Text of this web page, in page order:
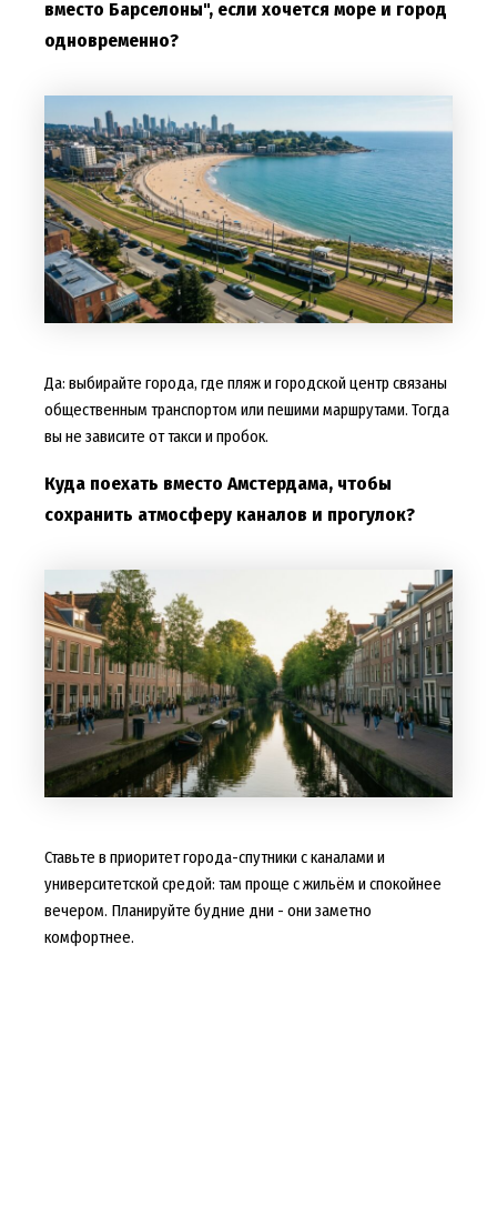
вместо Барселоны", если хочется море и город
одновременно?
Да: выбирайте города, где пляж и городской центр связаны
общественным транспортом или пешими маршрутами. Тогда
вы не зависите от такси и пробок.
Куда поехать вместо Амстердама, чтобы
сохранить атмосферу каналов и прогулок?
Ставьте в приоритет города-спутники с каналами и
университетской средой: там проще с жильём и спокойнее
вечером. Планируйте будние дни - они заметно
комфортнее.